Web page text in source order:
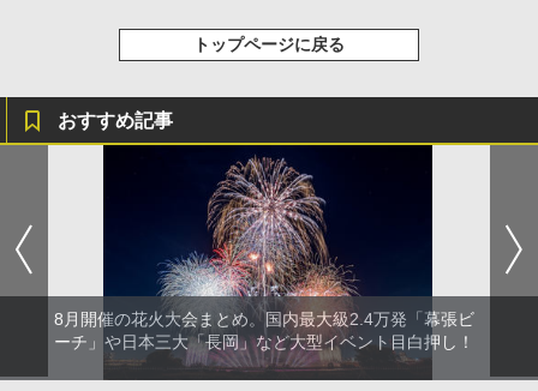
トップページに戻る
おすすめ記事
8月開催の花火大会まとめ。国内最大級2.4万発「幕張ビ
ーチ」や日本三大「長岡」など大型イベント目白押し！